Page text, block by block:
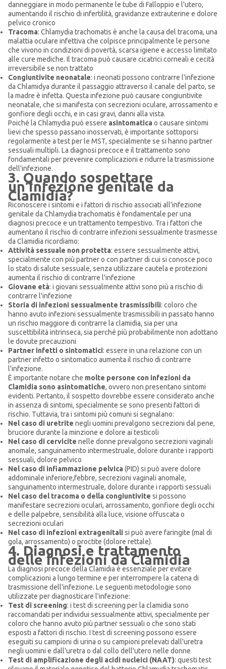
danneggiare in modo permanente le tube di Falloppio e l'utero,
aumentando il rischio di infertilità, gravidanze extrauterine e dolore
pelvico cronico
Tracoma: Chlamydia trachomatis è anche la causa del tracoma, una
malattia oculare infettiva che colpisce principalmente le persone
che vivono in condizioni di povertà, scarsa igiene e accesso limitato
alle cure mediche. Il tracoma può causare cicatrici corneali e cecità
irreversibile se non trattato
Congiuntivite neonatale: i neonati possono contrarre l'infezione
da Chlamidya durante il passaggio attraverso il canale del parto, se
la madre è infetta. Questa infezione può causare congiuntivite
neonatale, che si manifesta con secrezioni oculare, arrossamento e
gonfiore degli occhi, e in casi gravi, danni alla vista.
Poiché la Chlamydia può essere asintomatica o causare sintomi
lievi che spesso passano inosservati, è importante sottoporsi
regolarmente a test per le MST, specialmente se si hanno partner
sessuali multipli. La diagnosi precoce e il trattamento sono
fondamentali per prevenire complicazioni e ridurre la trasmissione
dell'infezione.
3. Quando sospettare
un’infezione genitale da
Clamidia?
Riconoscere i sintomi e i fattori di rischio associati all'infezione
genitale da Chlamydia trachomatis è fondamentale per una
diagnosi precoce e un trattamento tempestivo. Tra i fattori che
aumentano il rischio di contrarre infezioni sessualmente trasmesse
da Clamidia ricordiamo:
Attività sessuale non protetta: essere sessualmente attivi,
specialmente con più partner o con partner di cui si conosce poco
lo stato di salute sessuale, senza utilizzare cautela e protezioni
aumenta il rischio di contrarre l'infezione
Giovane età: i giovani sessualmente attivi sono più a rischio di
contrarre l'infezione
Storia di infezioni sessualmente trasmissibili: coloro che
hanno avuto infezioni sessualmente trasmissibili in passato hanno
un rischio maggiore di contrarre la clamidia, sia per una
suscettibilità intrinseca, sia perché più probabilmente non adottano
le dovute precauzioni
Partner infetti o sintomatici: essere in una relazione con un
partner infetto o sintomatico aumenta il rischio di contrarre
l'infezione.
È importante notare che molte persone con infezioni da
Clamidia sono asintomatiche, ovvero non presentano sintomi
evidenti. Pertanto, il sospetto dovrebbe essere considerato anche
in assenza di sintomi, specialmente se sono presenti fattori di
rischio. Tuttavia, tra i sintomi più comuni si segnalano:
Nel caso di uretrite negli uomini prevalgono secrezioni dal pene,
bruciore durante la minzione e dolore ai testicoli
Nel caso di cervicite nelle donne prevalgono secrezioni vaginali
anomale, sanguinamento intermestruale, dolore durante i rapporti
sessuali, dolore pelvico
Nel caso di infiammazione pelvica (PID) si può avere dolore
addominale inferiore,febbre, secrezioni vaginali anomale,
sanguinamento intermestruale, dolore durante i rapporti sessuali
Nel caso del tracoma o della congiuntivite si possono
manifestare secrezioni oculari, arrossamento, gonfiore degli occhi
e delle palpebre, sensibilità alla luce, visione offuscata o
secrezioni oculari
Nel caso di infezioni extragenitali si può avere faringite (mal di
gola, arrossamento) o proctite (dolore rettale).
4. Diagnosi e trattamento
delle infezioni da Clamidia
La diagnosi precoce della Clamidia è essenziale per evitare
complicazioni a lungo termine e per interrompere la catena di
trasmissione dell'infezione. Le seguenti metodologie sono
utilizzate per diagnosticare l'infezione:
Test di screening: i test di screening per la clamidia sono
raccomandati per individui sessualmente attivi, specialmente per
coloro che hanno avuto più partner sessuali o che sono stati
esposti a fattori di rischio. I test di screening possono essere
eseguiti su campioni di urina o su campioni prelevati dall'uretra
negli uomini e dall'uretra o dal collo dell'utero nelle donne
Test di amplificazione degli acidi nucleici (NAAT): questi test